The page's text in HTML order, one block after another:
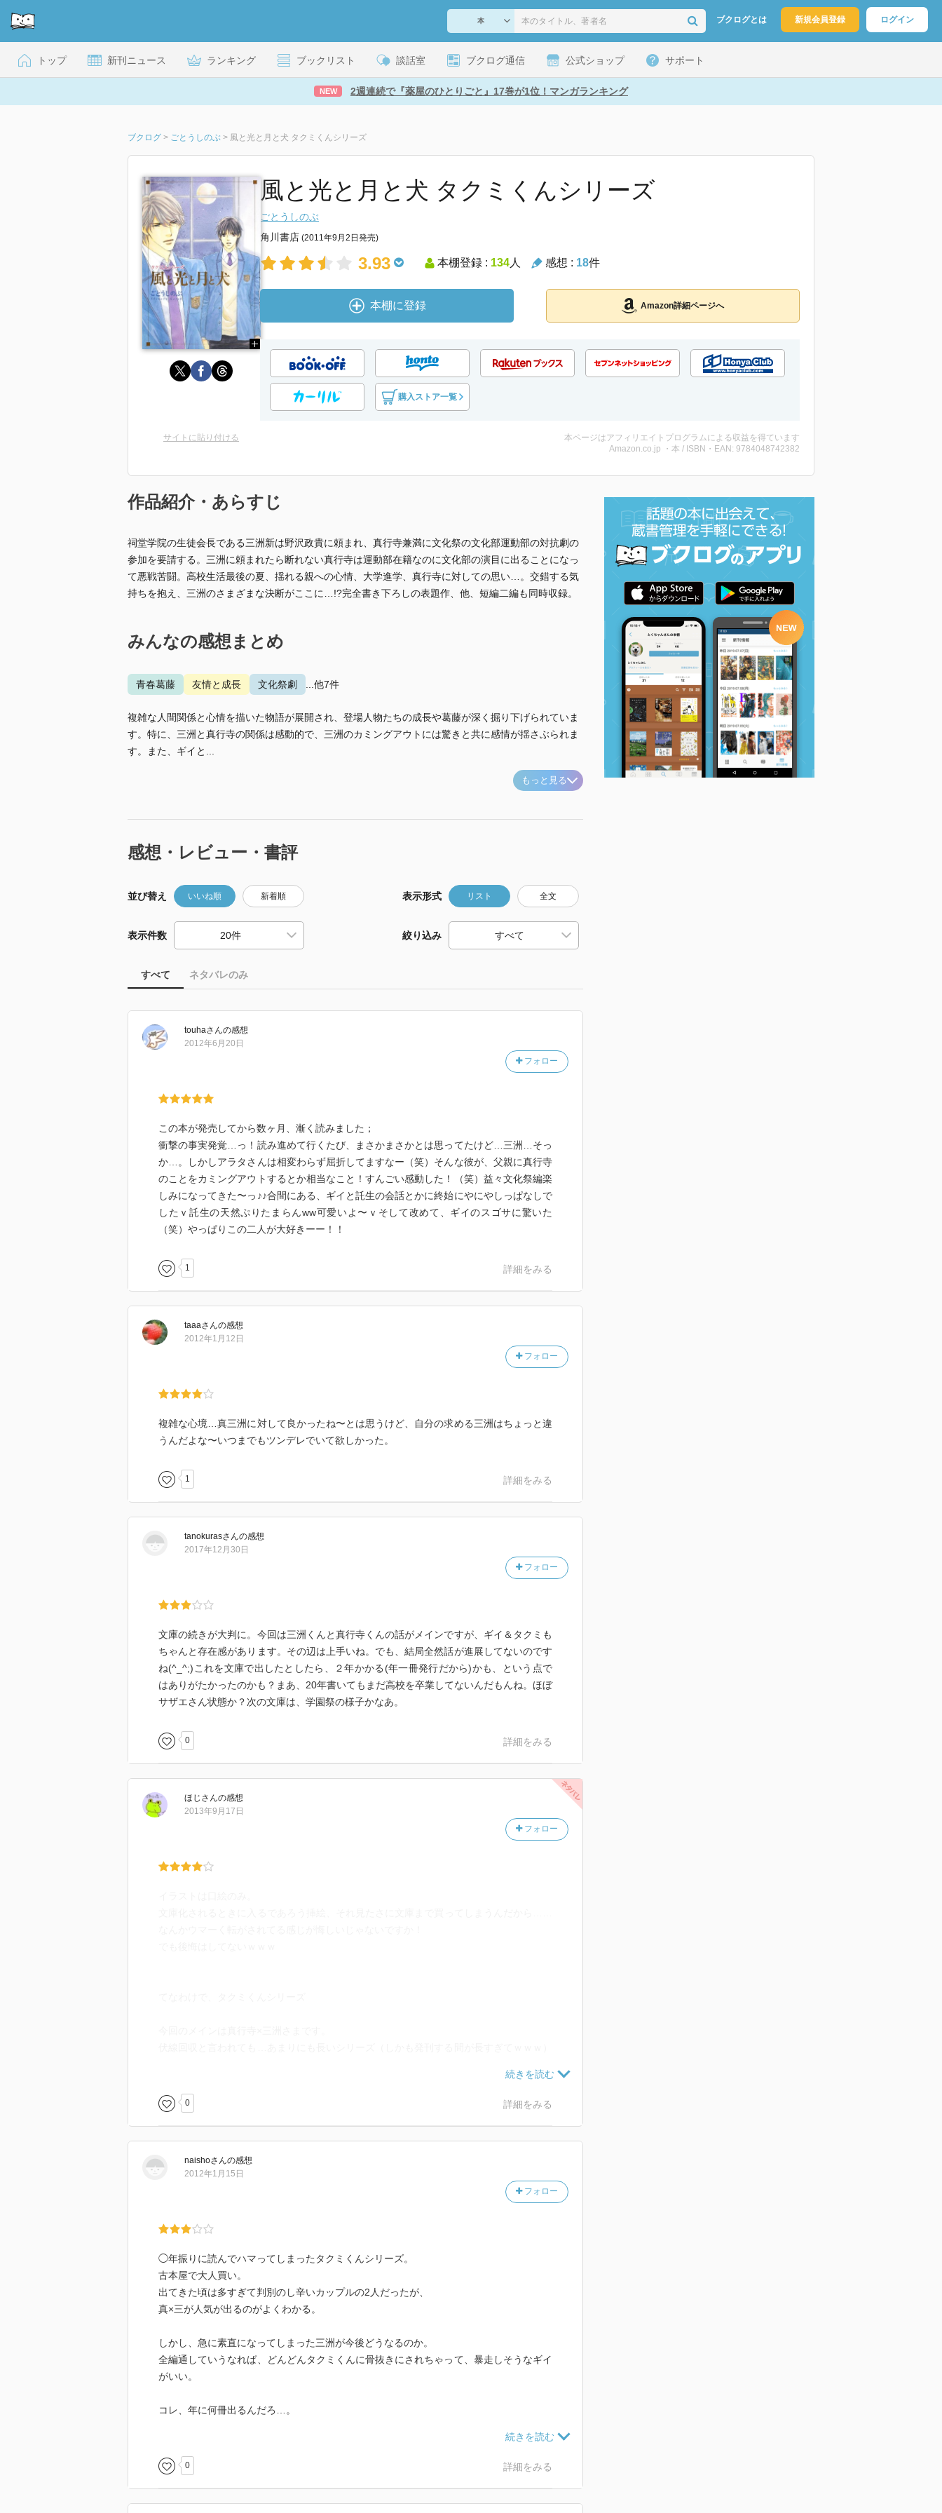
ブクログとは 新規会員登録 ログイン
トップ 新刊ニュース ランキング ブックリスト 談話室 ブクログ通信 公式ショップ サポート
NEW 2週連続で『薬屋のひとりごと』17巻が1位！マンガランキング
ブクログ > ごとうしのぶ > 風と光と月と犬 タクミくんシリーズ
風と光と月と犬 タクミくんシリーズ
ごとうしのぶ
角川書店 (2011年9月2日発売)
3.93 本棚登録 : 134人 感想 : 18件
本棚に登録 Amazon詳細ページへ
購入ストア一覧
サイトに貼り付ける
本ページはアフィリエイトプログラムによる収益を得ています
Amazon.co.jp ・本 / ISBN・EAN: 9784048742382
作品紹介・あらすじ
祠堂学院の生徒会長である三洲新は野沢政貴に頼まれ、真行寺兼満に文化祭の文化部運動部の対抗劇の
参加を要請する。三洲に頼まれたら断れない真行寺は運動部在籍なのに文化部の演目に出ることになっ
て悪戦苦闘。高校生活最後の夏、揺れる親への心情、大学進学、真行寺に対しての思い…。交錯する気
持ちを抱え、三洲のさまざまな決断がここに…!?完全書き下ろしの表題作、他、短編二編も同時収録。
みんなの感想まとめ
青春葛藤 友情と成長 文化祭劇 ...他7件
複雑な人間関係と心情を描いた物語が展開され、登場人物たちの成長や葛藤が深く掘り下げられていま
す。特に、三洲と真行寺の関係は感動的で、三洲のカミングアウトには驚きと共に感情が揺さぶられま
す。また、ギイと...
もっと見る
感想・レビュー・書評
並び替え いいね順 新着順 表示形式 リスト 全文
表示件数 絞り込み
すべて ネタバレのみ
touhaさんの感想
フォロー
2012年6月20日
この本が発売してから数ヶ月、漸く読みました；
衝撃の事実発覚…っ！読み進めて行くたび、まさかまさかとは思ってたけど…三洲…そっ
か…。しかしアラタさんは相変わらず屈折してますなー（笑）そんな彼が、父親に真行寺
のことをカミングアウトするとか相当なこと！すんごい感動した！（笑）益々文化祭編楽
しみになってきた〜っ♪♪合間にある、ギイと託生の会話とかに終始にやにやしっぱなしで
したｖ託生の天然ぷりたまらんww可愛いよ〜ｖそして改めて、ギイのスゴサに驚いた
（笑）やっぱりこの二人が大好きーー！！
1 詳細をみる
taaaさんの感想
フォロー
2012年1月12日
複雑な心境…真三洲に対して良かったね〜とは思うけど、自分の求める三洲はちょっと違
うんだよな〜いつまでもツンデレでいて欲しかった。
1 詳細をみる
tanokurasさんの感想
フォロー
2017年12月30日
文庫の続きが大判に。今回は三洲くんと真行寺くんの話がメインですが、ギイ＆タクミも
ちゃんと存在感があります。その辺は上手いね。でも、結局全然話が進展してないのです
ね(^_^;)これを文庫で出したとしたら、２年かかる(年一冊発行だから)かも、という点で
はありがたかったのかも？まあ、20年書いてもまだ高校を卒業してないんだもんね。ほぼ
サザエさん状態か？次の文庫は、学園祭の様子かなあ。
0 詳細をみる
ほじ さんの感想
フォロー
2013年9月17日
ぎて以前の出来事やストーリーや人物相関図がすっぽ抜けちゃってワタワタしちゃった
り…。
それが明らかにされて、三洲という人物がどうしてあんな風に難解なのかなんとなく納得
彼自身もその事実にモヤっとしてたわけですね。
人間生きていくうちに何度か「あぁ」って、抱えていた問題がストンとおさまることがあ
るけれど、読者はそういう瞬間に立ち会ってしまったんだな。
自分の中でおさまってしまった後の三洲の漢らしさといったら
え？別人？
つかもともとはあーゆー素直でかわいい部分があったんだろうね。
とにかく・・・よかったね！真行寺。
0 詳細をみる
naishoさんの感想
フォロー
2012年1月15日
◯年振りに読んでハマってしまったタクミくんシリーズ。
古本屋で大人買い。
出てきた頃は多すぎて判別のし辛いカップルの2人だったが、
真×三が人気が出るのがよくわかる。
しかし、急に素直になってしまった三洲が今後どうなるのか。
全編通していうなれば、どんどんタクミくんに骨抜きにされちゃって、暴走しそうなギイ
がいい。
コレ、年に何冊出るんだろ…。
後日、年に一冊ペースということが判明。マジですか！
0 詳細をみる